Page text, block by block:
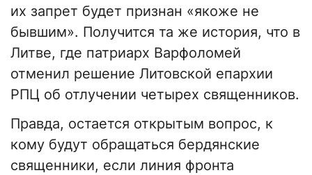
их запрет будет признан «якоже не
бывшим». Получится та же история, что в
Литве, где патриарх Варфоломей
отменил решение Литовской епархии
РПЦ об отлучении четырех священников.
Правда, остается открытым вопрос, к
кому будут обращаться бердянские
священники, если линия фронта